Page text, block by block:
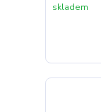
skladem